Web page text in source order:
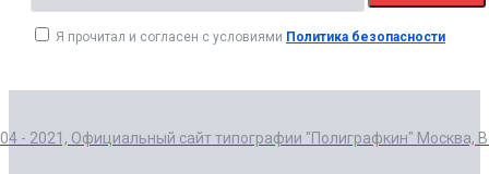
Я прочитал и согласен с условиями Политика безопасности
- 2021, Официальный сайт типографии "Полиграфкин" Москва,